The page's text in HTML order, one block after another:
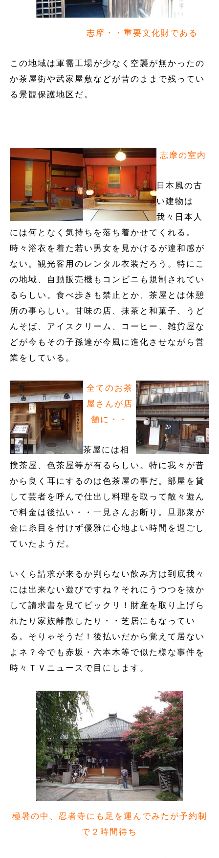
志摩・・重要文化財である
この地域は軍需工場が少なく空襲が無かったの
か茶屋街や武家屋敷などが昔のままで残ってい
る景観保護地区だ。
志摩の室内
日本風の古
い建物は
我々日本人
には何となく気持ちを落ち着かせてくれる。
時々浴衣を着た若い男女を見かけるが違和感が
ない。観光客用のレンタル衣装だろう。特にこ
の地域、自動販売機もコンビニも規制されてい
るらしい。食べ歩きも禁止とか、茶屋とは休憩
所の事らしい。甘味の店、抹茶と和菓子、うど
んそば、アイスクリーム、コーヒー、雑貨屋な
どが今もその子孫達が今風に進化させながら営
業をしている。
全てのお茶
屋さんが店
舗に・・
茶屋には相
撲茶屋、色茶屋等が有るらしい。特に我々が昔
から良く耳にするのは色茶屋の事だ。部屋を貸
して芸者を呼んで仕出し料理を取って散々遊ん
で料金は後払い・・一見さんお断り。旦那衆が
金に糸目を付けず優雅に心地よい時間を過ごし
ていたようだ。
いくら請求が来るか判らない飲み方は到底我々
には出来ない遊びですね？それにうつつを抜か
して請求書を見てビックリ！財産を取り上げら
れたり家族離散したり・・芝居にもなってい
る。そりゃそうだ！後払いだから覚えて居ない
よネ？今でも赤坂・六本木等で似た様な事件を
時々ＴＶニュースで目にします。
極暑の中、忍者寺にも足を運んでみたが予約制
で２時間待ち